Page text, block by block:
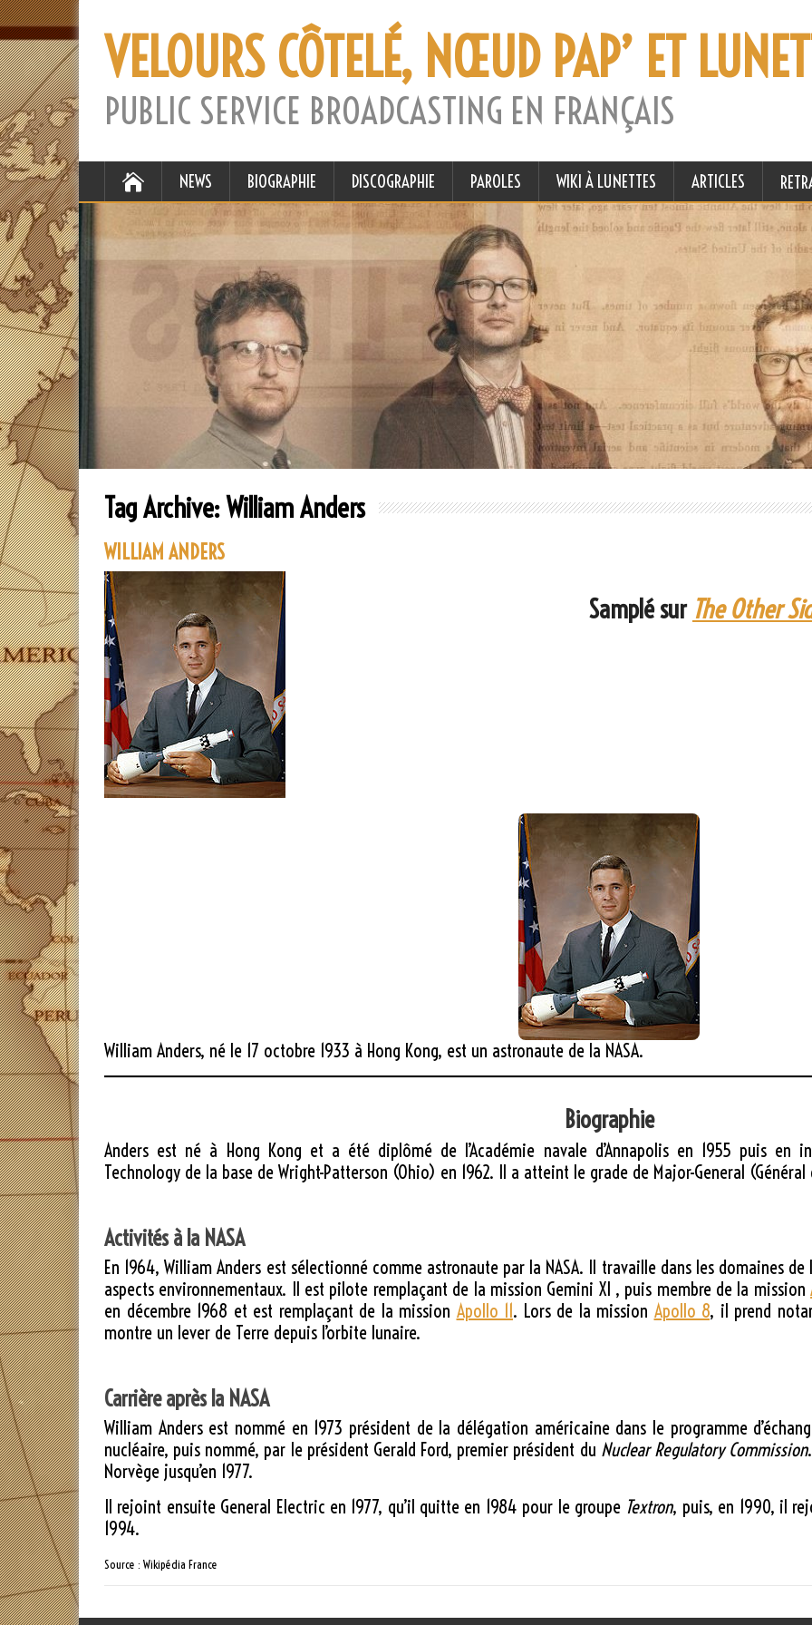
VELOURS CÔTELÉ, NŒUD PAP’ ET
PUBLIC SERVICE BROADCASTING EN FRANÇAIS
NEWS BIOGRAPHIE DISCOGRAPHIE PAROLES WIKI À LUNETTES ARTICLES
Tag Archive:William Anders
WILLIAM ANDERS
Samplé sur The Other
William Anders, né le 17 octobre 1933 à Hong Kong, est un astronaute de la NASA.
Biographie
Anders est né à Hong Kong et a été diplômé de l’Académie navale d’Annapolis en 1955 puis en
Technology de la base de Wright-Patterson (Ohio) en 1962. Il a atteint le grade de Major-General (Général
Activités à la NASA
En 1964, William Anders est sélectionné comme astronaute par la NASA. Il travaille dans les domaines
aspects environnementaux. Il est pilote remplaçant de la mission Gemini XI , puis membre de la mission
en décembre 1968 et est remplaçant de la mission Apollo 11. Lors de la mission Apollo 8, il prend
montre un lever de Terre depuis l’orbite lunaire.
Carrière après la NASA
William Anders est nommé en 1973 président de la délégation américaine dans le programme
nucléaire, puis nommé, par le président Gerald Ford, premier président du Nuclear Regulatory Commission
Norvège jusqu’en 1977.
Il rejoint ensuite General Electric en 1977, qu’il quitte en 1984 pour le groupe Textron, puis, en 1990, il
1994.
Source : Wikipédia France